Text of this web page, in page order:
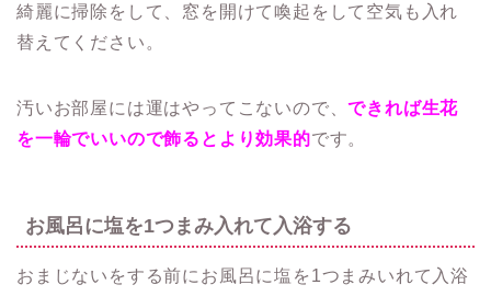
綺麗に掃除をして、窓を開けて喚起をして空気も入れ
替えてください。
汚いお部屋には運はやってこないので、できれば生花
を一輪でいいので飾るとより効果的です。
お風呂に塩を1つまみ入れて入浴する
おまじないをする前にお風呂に塩を1つまみいれて入浴